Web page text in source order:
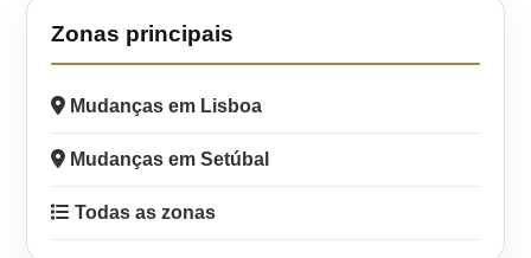
Zonas principais
Mudanças em Lisboa
Mudanças em Setúbal
Todas as zonas